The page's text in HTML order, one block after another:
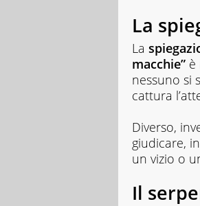
La
La
macchie” è
nessuno si
cattura
Diverso,
giudicare,
un vizio o
Il